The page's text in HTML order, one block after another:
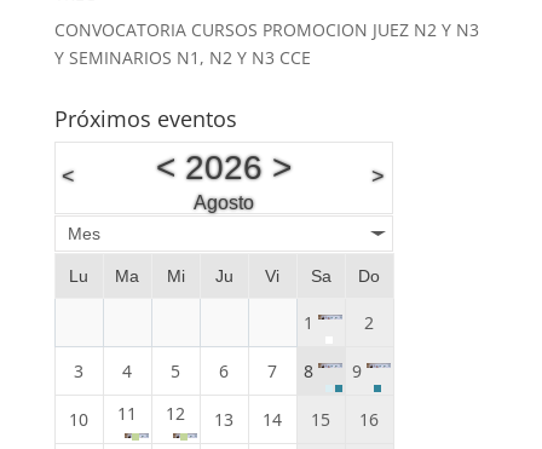
CONVOCATORIA CURSOS PROMOCION JUEZ N2 Y N3
Y SEMINARIOS N1, N2 Y N3 CCE
Próximos eventos
< < 2026>
Agosto
>
Mes
Lu Ma Mi Ju Vi Sa Do
1 2
3 4 5 6 7 8 9
10 11 12 13 14 15 16